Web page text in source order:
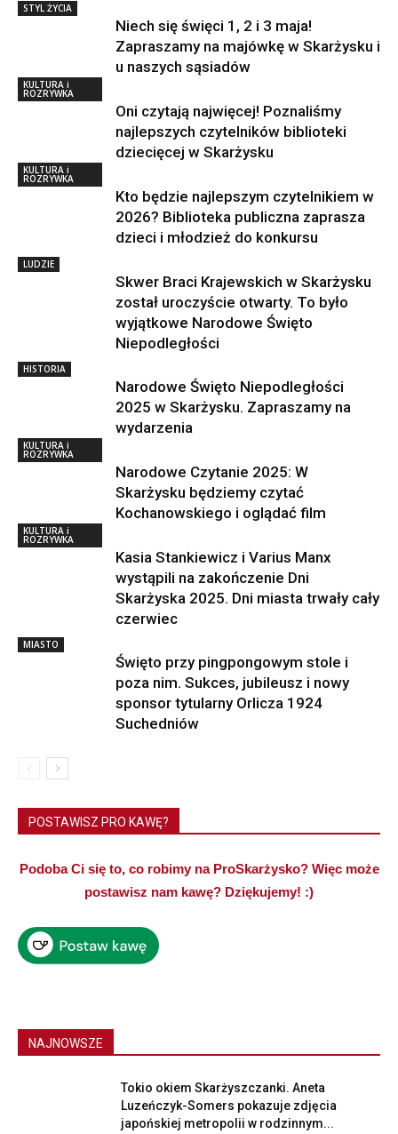
STYL ŻYCIA
Niech się święci 1, 2 i 3 maja!
Zapraszamy na majówkę w Skarżysku i
u naszych sąsiadów
KULTURA i
ROZRYWKA
Oni czytają najwięcej! Poznaliśmy
najlepszych czytelników biblioteki
dziecięcej w Skarżysku
KULTURA i
ROZRYWKA
Kto będzie najlepszym czytelnikiem w
2026? Biblioteka publiczna zaprasza
dzieci i młodzież do konkursu
LUDZIE
Skwer Braci Krajewskich w Skarżysku
został uroczyście otwarty. To było
wyjątkowe Narodowe Święto
Niepodległości
HISTORIA
Narodowe Święto Niepodległości
2025 w Skarżysku. Zapraszamy na
wydarzenia
KULTURA i
ROZRYWKA
Narodowe Czytanie 2025: W
Skarżysku będziemy czytać
Kochanowskiego i oglądać film
KULTURA i
ROZRYWKA
Kasia Stankiewicz i Varius Manx
wystąpili na zakończenie Dni
Skarżyska 2025. Dni miasta trwały cały
czerwiec
MIASTO
Święto przy pingpongowym stole i
poza nim. Sukces, jubileusz i nowy
sponsor tytularny Orlicza 1924
Suchedniów
POSTAWISZ PRO KAWĘ?
Podoba Ci się to, co robimy na ProSkarżysko? Więc może
postawisz nam kawę? Dziękujemy! :)
NAJNOWSZE
Tokio okiem Skarżyszczanki. Aneta
Luzeńczyk-Somers pokazuje zdjęcia
japońskiej metropolii w rodzinnym...